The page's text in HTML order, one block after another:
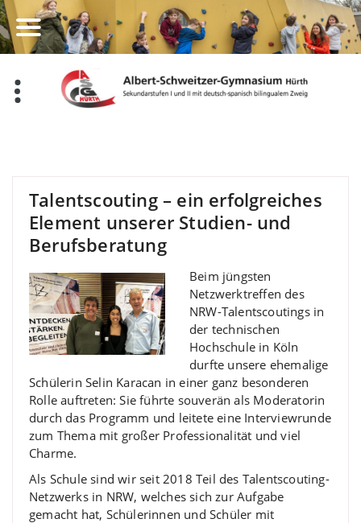
Zum
Inhalt
springen
Talentscouting – ein erfolgreiches
Element unserer Studien- und
Berufsberatung
Beim jüngsten
Netzwerktreffen des
NRW-Talentscoutings in
der technischen
Hochschule in Köln
durfte unsere ehemalige
Schülerin Selin Karacan in einer ganz besonderen
Rolle auftreten: Sie führte souverän als Moderatorin
durch das Programm und leitete eine Interviewrunde
zum Thema mit großer Professionalität und viel
Charme.
Als Schule sind wir seit 2018 Teil des Talentscouting-
Netzwerks in NRW, welches sich zur Aufgabe
gemacht hat, Schülerinnen und Schüler mit